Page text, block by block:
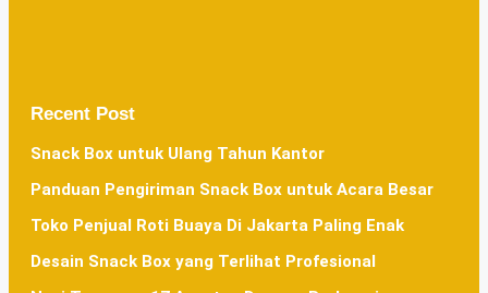
Recent Post
Snack Box untuk Ulang Tahun Kantor
Panduan Pengiriman Snack Box untuk Acara Besar
Toko Penjual Roti Buaya Di Jakarta Paling Enak
Desain Snack Box yang Terlihat Profesional